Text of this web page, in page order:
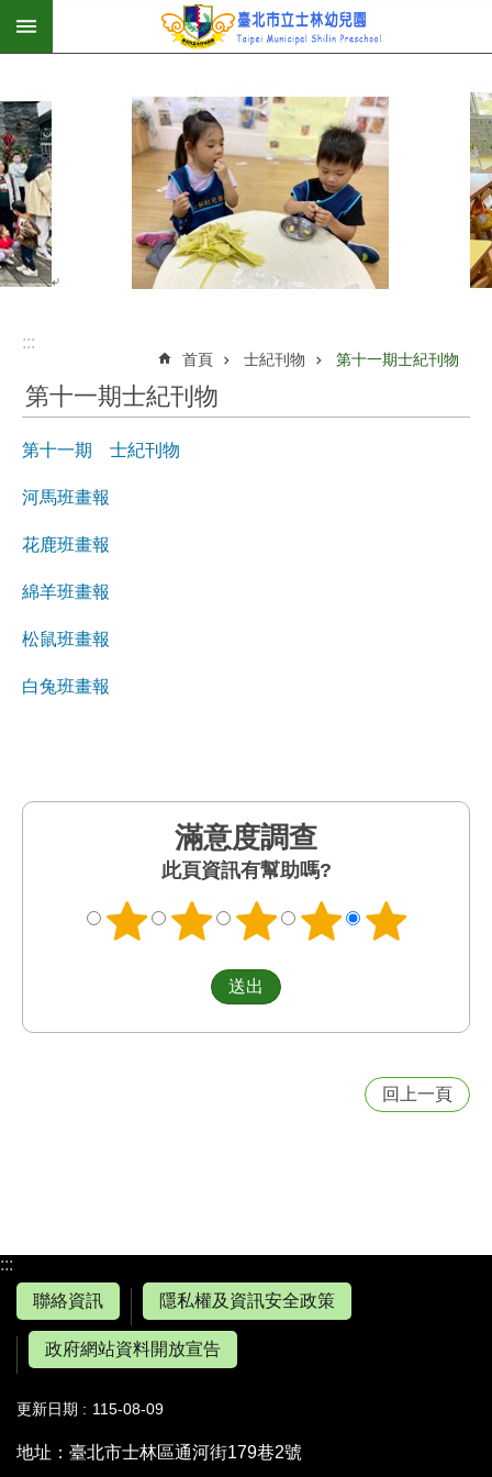
跳到主要內容區塊
:::
首頁 士紀刊物 第十一期士紀刊物
第十一期士紀刊物
第十一期 士紀刊物
河馬班畫報
花鹿班畫報
綿羊班畫報
松鼠班畫報
白兔班畫報
滿意度調查
此頁資訊有幫助嗎?
回上一頁
:::
聯絡資訊
隱私權及資訊安全政策
政府網站資料開放宣告
更新日期 115-08-09
地址：臺北市士林區通河街179巷2號